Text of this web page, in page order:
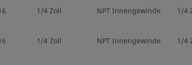
1/4 Zoll
Stirnseitige Dichtung
(Metalldichtscheibe)
1/4 Zoll NPT Innengewinde 1/4
1/4 Zoll NPT Innengewinde 1/4